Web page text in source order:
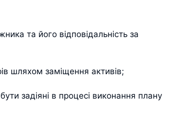
та його відповідальність за
шляхом заміщення активів;
задіяні в процесі виконання плану